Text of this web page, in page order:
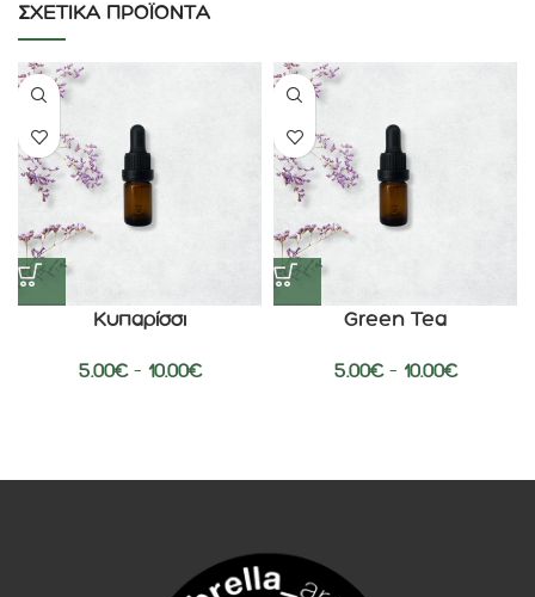
ΣΧΕΤΙΚΆ ΠΡΟΪΌΝΤΑ
Κυπαρίσσι
5.00€ – 10.00€
Green Tea
5.00€ – 10.00€